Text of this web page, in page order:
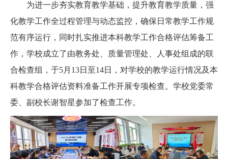
为进一步夯实教育教学基础，提升教育教学质量，强
化教学工作全过程管理与动态监控，确保日常教学工作规
范有序运行，同时扎实推进本科教学工作合格评估筹备工
作，学校成立了由教务处、质量管理处、人事处组成的联
合检查组，于5月13日至14日，对学校的教学运行情况及本
科教学合格评估资料准备工作开展专项检查。学校党委常
委、副校长谢智星参加了检查工作。